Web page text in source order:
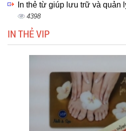
In thẻ từ giúp lưu trữ và quản
4398
IN THẺ VIP